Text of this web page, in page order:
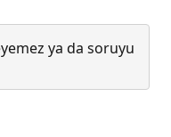
ya da soruyu